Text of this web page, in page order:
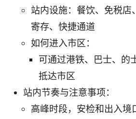
站内设施：餐饮、免税店
寄存、快捷通道
如何进入市区：
可通过港铁、巴士、的
抵达市区
站内节奏与注意事项：
高峰时段，安检和出入境